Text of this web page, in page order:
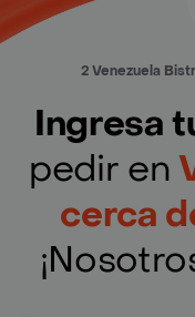
2 Venezuela
Ingresa
pedir en
cerca